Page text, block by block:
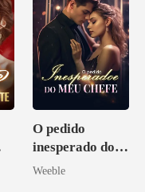
O pedido
inesperado do
meu chefe
Weeble